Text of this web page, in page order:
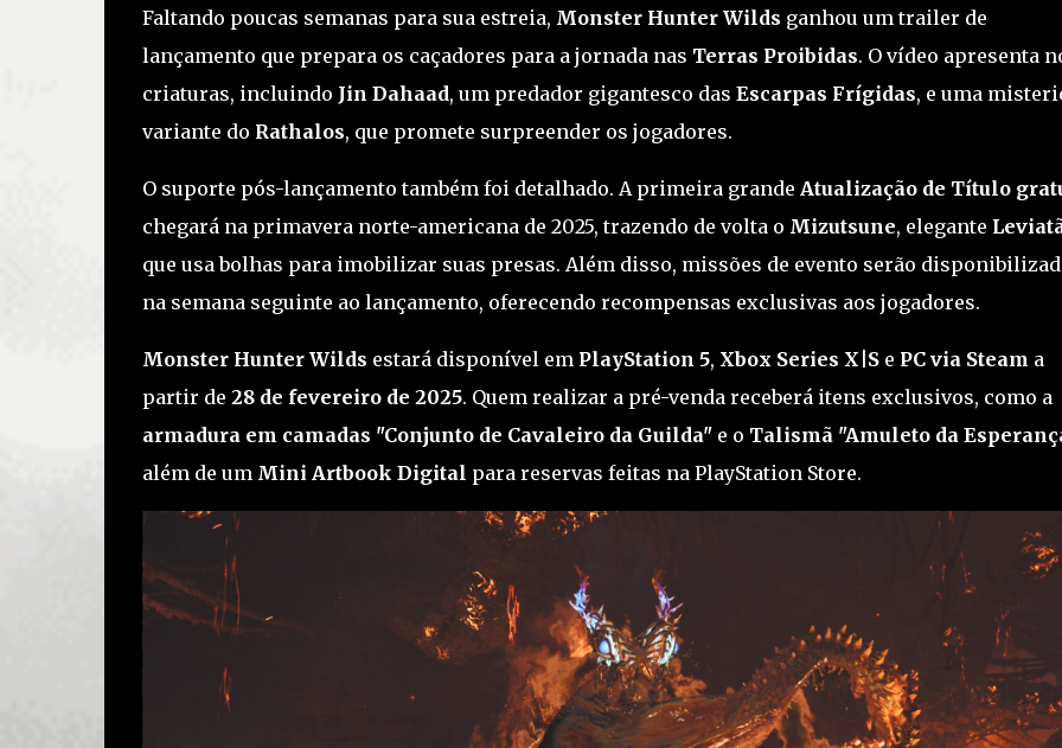
Faltando poucas semanas para sua estreia, Monster Hunter Wilds ganhou um trailer de
lançamento que prepara os caçadores para a jornada nas Terras Proibidas. O vídeo apresenta
criaturas, incluindo Jin Dahaad, um predador gigantesco das Escarpas Frígidas, e uma
variante do Rathalos, que promete surpreender os jogadores.
O suporte pós-lançamento também foi detalhado. A primeira grande Atualização de Título
chegará na primavera norte-americana de 2025, trazendo de volta o Mizutsune, elegante
que usa bolhas para imobilizar suas presas. Além disso, missões de evento serão
na semana seguinte ao lançamento, oferecendo recompensas exclusivas aos jogadores.
Monster Hunter Wilds estará disponível em PlayStation 5, Xbox Series X|Se PC via Steam a
partir de 28 de fevereiro de 2025. Quem realizar a pré-venda receberá itens exclusivos, como a
armadura em camadas "Conjunto de Cavaleiro da Guilda"e o Talismã "Amuleto da
além de um Mini Artbook Digital para reservas feitas na PlayStation Store.